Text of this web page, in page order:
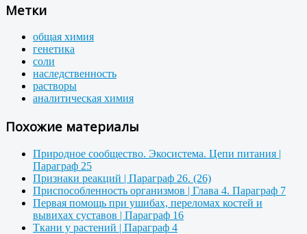
Метки
общая химия
генетика
соли
наследственность
растворы
аналитическая химия
Похожие материалы
Природное сообщество. Экосистема. Цепи питания |
Параграф 25
Признаки реакций | Параграф 26. (26)
Приспособленность организмов | Глава 4. Параграф 7
Первая помощь при ушибах, переломах костей и
вывихах суставов | Параграф 16
Ткани у растений | Параграф 4